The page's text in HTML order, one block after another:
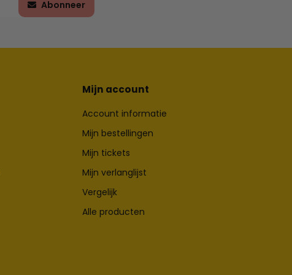
Abonneer
Mijn account
Account informatie
Mijn bestellingen
Mijn tickets
Mijn verlanglijst
Vergelijk
Alle producten